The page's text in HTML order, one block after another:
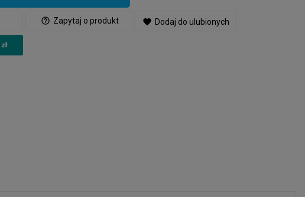
help_outline Zapytaj o produkt favorite Dodaj do ulubionych